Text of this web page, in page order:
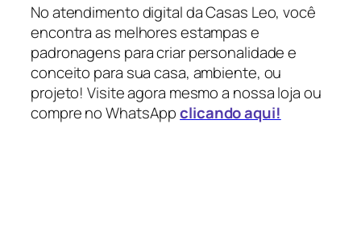
No atendimento digital da Casas Leo, você
encontra as melhores estampas e
padronagens para criar personalidade e
conceito para sua casa, ambiente, ou
projeto! Visite agora mesmo a nossa loja ou
compre no WhatsAppclicando aqui!